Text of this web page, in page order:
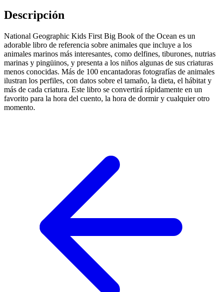
Descripción
National Geographic Kids First Big Book of the Ocean es un
adorable libro de referencia sobre animales que incluye a los
animales marinos más interesantes, como delfines, tiburones, nutrias
marinas y pingüinos, y presenta a los niños algunas de sus criaturas
menos conocidas. Más de 100 encantadoras fotografías de animales
ilustran los perfiles, con datos sobre el tamaño, la dieta, el hábitat y
más de cada criatura. Este libro se convertirá rápidamente en un
favorito para la hora del cuento, la hora de dormir y cualquier otro
momento.